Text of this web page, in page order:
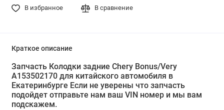
В избранное В сравнение
Краткое описание
Запчасть Колодки задние Chery Bonus/Very
A153502170 для китайского автомобиля в
Екатеринбурге Если не уверены что запчасть
подойдет отправьте нам ваш VIN номер и мы вам
подскажем.